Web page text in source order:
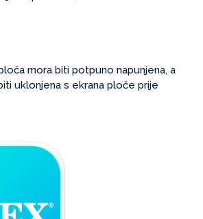
mora biti potpuno napunjena, a
uklonjena s ekrana ploče prije